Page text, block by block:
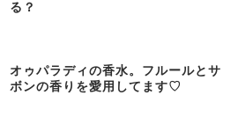
る？
オゥパラディの香水。フルールとサ
ボンの香りを愛用してます♡